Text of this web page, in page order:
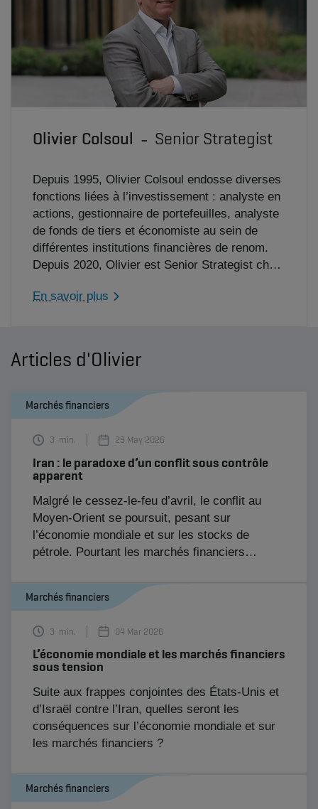
Olivier Colsoul Senior Strategist
Depuis 1995, Olivier Colsoul endosse diverses
fonctions liées à l’investissement : analyste en
actions, gestionnaire de portefeuilles, analyste
de fonds de tiers et économiste au sein de
différentes institutions financières de renom.
Depuis 2020, Olivier est Senior Strategist chez
d’investissement à court et long terme d’AG, à
financiers.
En savoir plus
Articles d'Olivier
Marchés financiers
3 min. 29 May 2026
Iran : le paradoxe d’un conflit sous contrôle
apparent
Malgré le cessez-le-feu d’avril, le conflit au
Moyen-Orient se poursuit, pesant sur
l’économie mondiale et sur les stocks de
pétrole. Pourtant les marchés financiers
investisseurs font-ils preuve de réalisme ou au
contraire d’un excès de complaisance ?
Marchés financiers
3 min. 04 Mar 2026
L’économie mondiale et les marchés financiers
sous tension
Suite aux frappes conjointes des États-Unis et
d’Israël contre l’Iran, quelles seront les
conséquences sur l’économie mondiale et sur
les marchés financiers ?
Marchés financiers